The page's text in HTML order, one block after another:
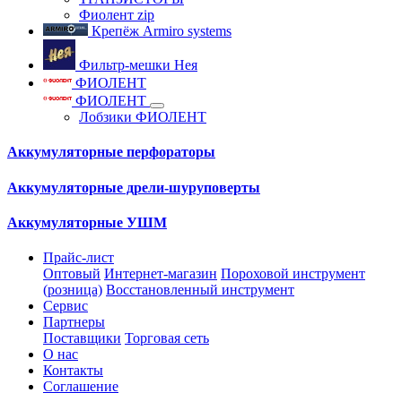
Фиолент zip
Крепёж Armiro systems
Фильтр-мешки Нея
ФИОЛЕНТ
ФИОЛЕНТ
Лобзики ФИОЛЕНТ
Аккумуляторные перфораторы
Аккумуляторные дрели-шуруповерты
Аккумуляторные УШМ
Прайс-лист
Оптовый Интернет-магазин Пороховой инструмент
(розница) Восстановленный инструмент
Сервис
Партнеры
Поставщики Торговая сеть
О нас
Контакты
Соглашение